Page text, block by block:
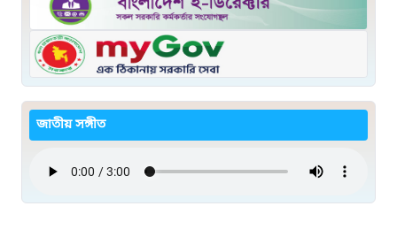
জাতীয় সঙ্গীত